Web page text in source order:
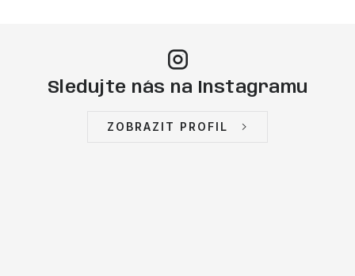
Sledujte nás na Instagramu
ZOBRAZIT PROFIL